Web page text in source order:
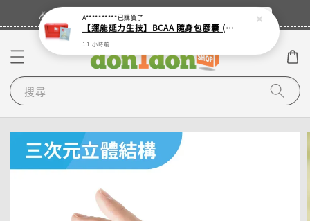
🎉登入會員・領取您的專屬折扣券！ 立即登入
搜尋
A**********已購買了
【運能延力生技】BCAA 隨身包膠囊 (單入 - 4顆裝鋁袋)
11 小時前